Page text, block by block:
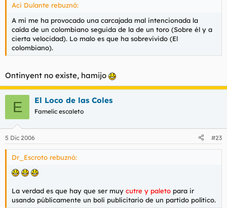
Aci Dulante rebuznó:
A mi me ha provocado una carcajada mal intencionada la
caída de un colombiano seguida de la de un toro (Sobre él y a
cierta velocidad). Lo malo es que ha sobrevivido (El
colombiano).
Ontinyent no existe, hamijo
E El Loco de las Coles
Famelic escaleto
5 Dic 2006 #23
Dr_Escroto rebuznó:
La verdad es que hay que ser muy cutre y paleto para ir
usando públicamente un boli publicitario de un partido político.